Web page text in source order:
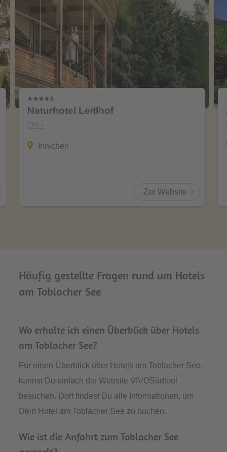
Naturhotel Leitlhof
CIN +
Innichen
Zur Website
Häufig gestellte Fragen rund um Hotels
am Toblacher See
Wo erhalte ich einen Überblick über Hotels
am Toblacher See?
Für einen Überblick über Hotels am Toblacher See,
kannst Du einfach die Website VIVOSüdtirol
besuchen. Dort findest Du alle Informationen, um
Dein Hotel am Toblacher See zu buchen.
Wie ist die Anfahrt zum Toblacher See